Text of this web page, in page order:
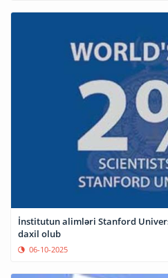
İnstitutun alimləri Stanford
daxil olub
06-10-2025